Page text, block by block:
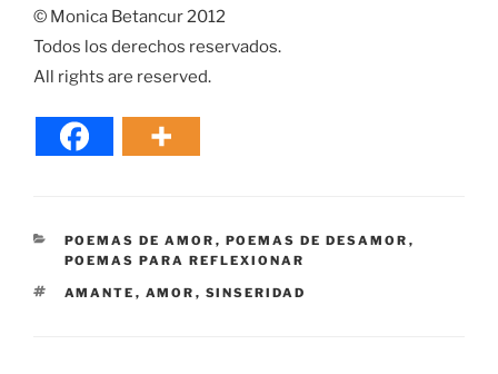
© Monica Betancur 2012
Todos los derechos reservados.
All rights are reserved.
CATEGORÍAS
POEMAS DE AMOR , POEMAS DE DESAMOR ,
POEMAS PARA REFLEXIONAR
ETIQUETAS
AMANTE , AMOR , SINSERIDAD